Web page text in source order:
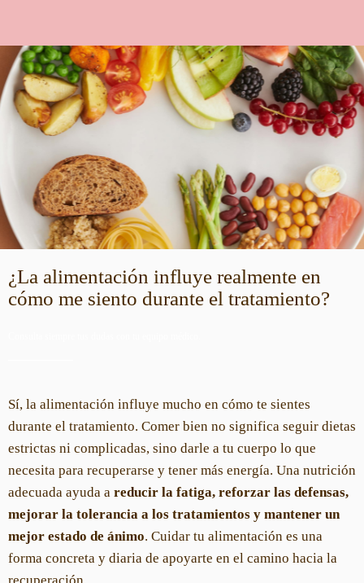
¿La alimentación influye realmente en
cómo me siento durante el tratamiento?
Sí, la alimentación influye mucho en cómo te sientes
durante el tratamiento. Comer bien no significa seguir dietas
estrictas ni complicadas, sino darle a tu cuerpo lo que
necesita para recuperarse y tener más energía. Una nutrición
adecuada ayuda a reducir la fatiga, reforzar las defensas,
mejorar la tolerancia a los tratamientos y mantener un
mejor estado de ánimo. Cuidar tu alimentación es una
forma concreta y diaria de apoyarte en el camino hacia la
recuperación.